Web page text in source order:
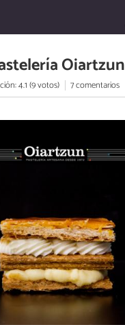
Oiartzun
4.1 (9 votos) 7 comentarios